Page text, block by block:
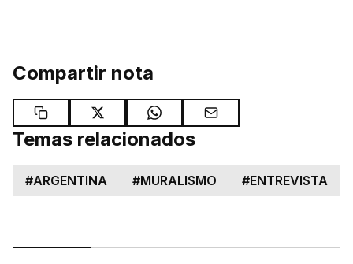
Compartir nota
Temas relacionados
#ARGENTINA #MURALISMO #ENTREVISTA